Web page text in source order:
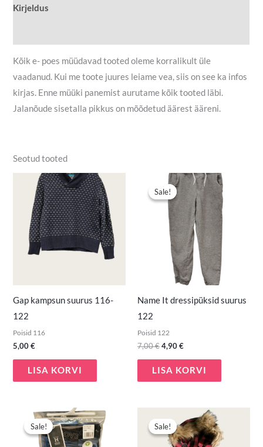
Kirjeldus
Kõik e- poes müüdavad tooted oleme korralikult üle
vaadanud. Kui me toote juures leiame vea, siis on see ka infos
kirjas. Enne müüki panemist aurutame kõik tooted läbi.
Jalanõude sisetalla pikkus on mõõdetud äärest ääreni.
Seotud tooted
Gap kampsun suurus 116-
122
Poisid 116
5,00€
LISA KORVI
Sale!
Sale!
Name It dressipüksid suurus
122
Poisid 122
7,00€
Algne
hind
oli:
7,00 €.
4,90€
Praegune
hind
4,90 €.
LISA KORVI
Sale!
Sale!
Algne
hind
oli:
7,00 €.
Praegune
hind
on:
5,50 €.
Sale!
Sale!
hind
oli:
8,00 €.
Praegune
hind
on:
5,50 €.